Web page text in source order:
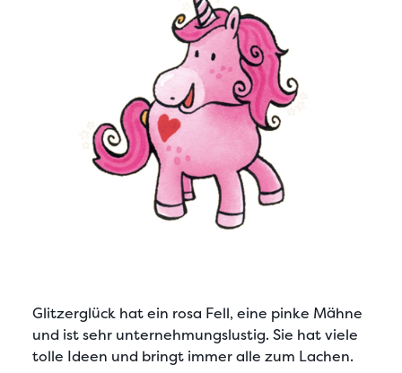
Glitzerglück hat ein rosa Fell, eine pinke Mähne
und ist sehr unternehmungslustig. Sie hat viele
tolle Ideen und bringt immer alle zum Lachen.